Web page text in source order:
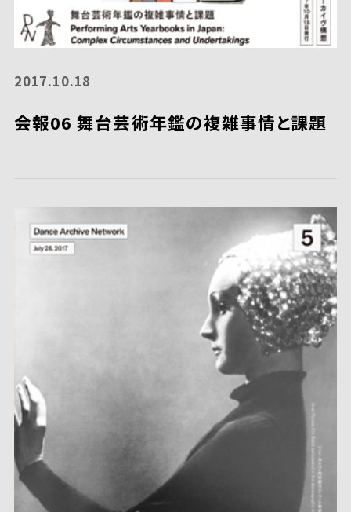
2017.10.18
会報06 舞台芸術年鑑の複雑事情と課題